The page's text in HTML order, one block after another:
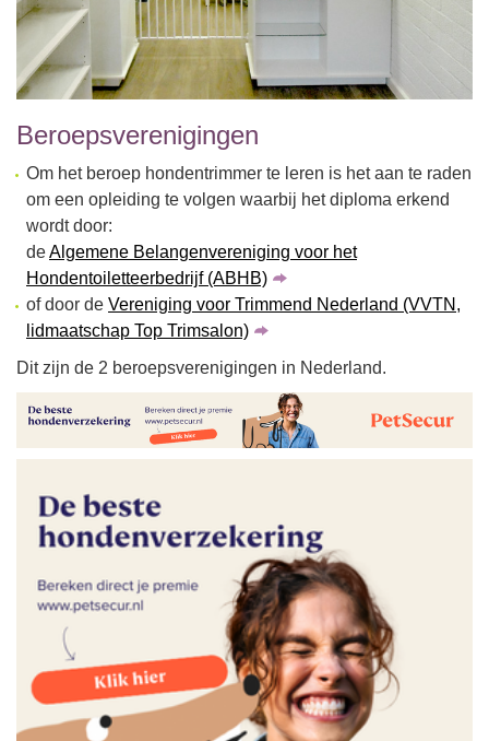
Beroepsverenigingen
Om het beroep hondentrimmer te leren is het aan te raden
om een opleiding te volgen waarbij het diploma erkend
wordt door:
deAlgemene Belangenvereniging voor het
Hondentoiletteerbedrijf (ABHB)
of door de Vereniging voor Trimmend Nederland (VVTN,
lidmaatschap Top Trimsalon)
Dit zijn de 2 beroepsverenigingen in Nederland.